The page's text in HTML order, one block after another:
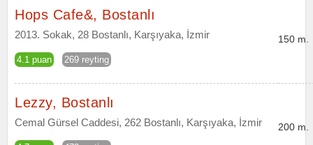
Hops Cafe&, Bostanlı
2013. Sokak, 28 Bostanlı, Karşıyaka, İzmir
4.1 puan 269 reyting
150 m.
Lezzy, Bostanlı
Cemal Gürsel Caddesi, 262 Bostanlı, Karşıyaka, İzmir 200 m.